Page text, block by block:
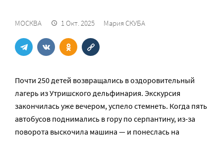
МОСКВА 1 Окт. 2025 Мария СКУБА
Почти 250 детей возвращались в оздоровительный
лагерь из Утришского дельфинария. Экскурсия
закончилась уже вечером, успело стемнеть. Когда пять
автобусов поднимались в гору по серпантину, из-за
поворота выскочила машина — и понеслась на